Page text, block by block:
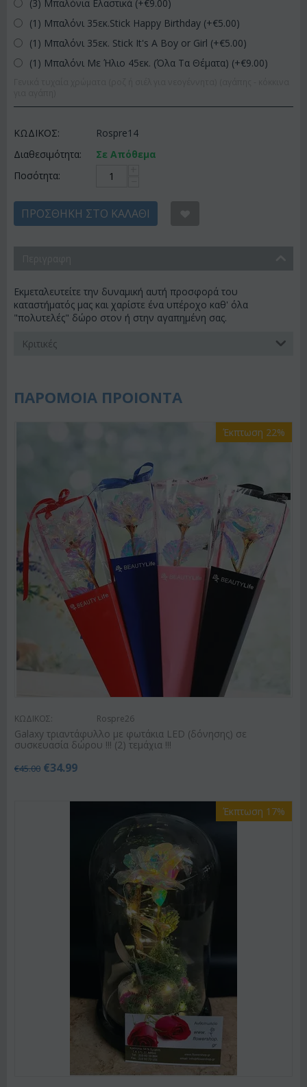
(3) Μπαλόνια Ελαστικά (+€9.00)
(1) Μπαλόνι 35εκ.Stick Happy Birthday (+€5.00)
(1) Μπαλόνι 35εκ. Stick It's A Boy or Girl (+€5.00)
(1) Μπαλόνι Με Ήλιο 45εκ. (Όλα Τα Θέματα) (+€9.00)
ΚΩΔΙΚΟΣ:
Rospre14
Διαθεσιμότητα:
Σε Απόθεμα
Ποσότητα:
ΠΡΟΣΘΉΚΗ ΣΤΟ ΚΑΛΆΘΙ
Εκμεταλευτείτε την δυναμική αυτή προσφορά του
καταστήματός μας και χαρίστε ένα υπέροχο καθ' όλα
"πολυτελές" δώρο στον ή στην αγαπημένη σας.
Κριτικές
ΠΑΡΟΜΟΙΑ ΠΡΟΙΟΝΤΑ
Έκπτωση 22%
ΚΩΔΙΚΟΣ: Rospre26
Galaxy τριαντάφυλλο με φωτάκια LED (δόνησης) σε
συσκευασία δώρου !!! (2) τεμάχια !!!
€45.00 €34.99
Έκπτωση 17%